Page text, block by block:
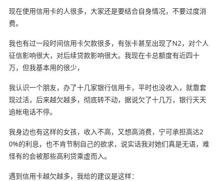
现在使用信用卡的人很多，大家还是要结合自身情况，不要过度消
费。
我也有过一段时间信用卡欠款很多，有张卡甚至出现了N2，对个人
征信影响很大，对后续贷款影响很大。我现在卡总额度有近四十
万，但我基本用的很少，
我认识一个朋友，办了十几家银行信用卡，平时也没收入，就靠套
现过活，后来越欠越多，彻底转不动，据说欠了十几万，银行天天
追帐电话不停。
我身边也有这样的女孩，收入不高，又想高消费，宁可承担高达2
0%的利息，也不肯节制自己的欲求，说实话我对她们真是无语，难
怪有的会被那些高利贷乘虚而入。
遇到信用卡越欠越多，我给的建议是这样：